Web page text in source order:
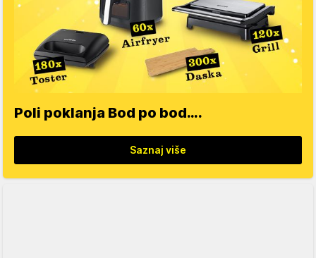
Poli poklanja Bod po bod….
Saznaj više